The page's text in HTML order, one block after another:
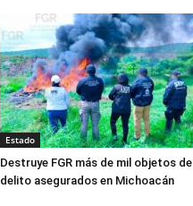
Estado
Destruye FGR más de mil objetos del
delito asegurados en Michoacán